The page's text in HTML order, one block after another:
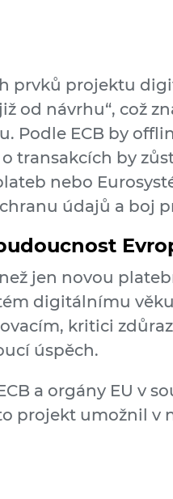
prvků projektu
od návrhu“, což
Podle ECB by
transakcích by
nebo
údajů a boj
jen novou
digitálnímu
kritici
úspěch.
a orgány EU v
projekt umožnil v